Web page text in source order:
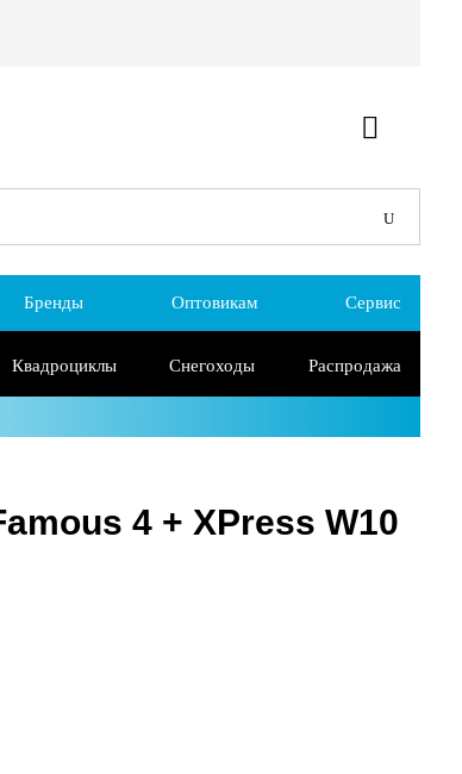
Бренды Оптовикам Сервис
Квадроциклы Снегоходы Распродажа
4 + XPress W10